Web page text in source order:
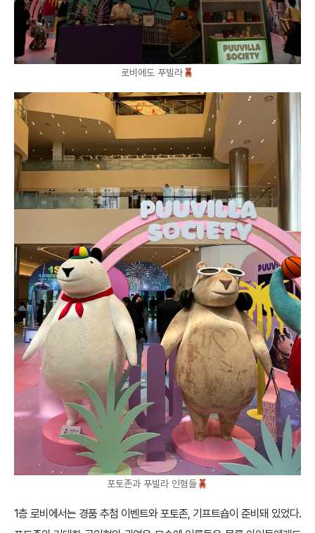
로비에도 푸빌라
포토존과 푸빌라 인형들
1층 로비에서는 경품 추첨 이벤트와 포토존, 기프트숍이 준비돼 있었다.